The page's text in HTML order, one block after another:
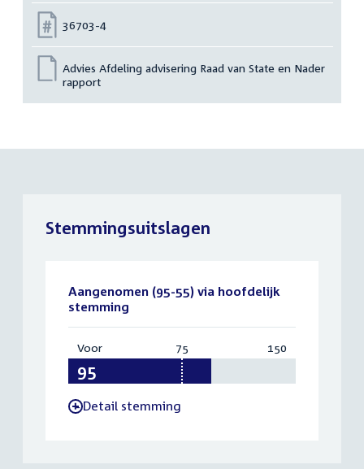
Nummer:
36703-4
Advies Afdeling advisering Raad van State en Nader
rapport
Stemmingsuitslagen
Aangenomen (95-55) via hoofdelijk
stemming
Voor:
75 150
-Detail stemming